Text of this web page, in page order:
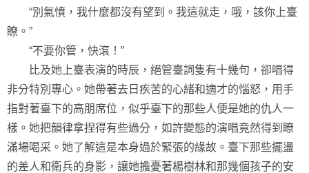
“別氣憤，我什麼都沒有望到。我這就走，哦，該你上臺
瞭。”
“不要你管，快滾！”
比及她上臺表演的時辰，絕管臺詞隻有十幾句，卻唱得
非分特別專心。她帶著去日疾苦的心緒和適才的惱怒，用手
指對著臺下的高朋席位，似乎臺下的那些人便是她的仇人一
樣。她把韻律拿捏得有些過分，如許變態的演唱竟然得到瞭
滿場喝采。她了解這是本身過於緊張的緣故。臺下那些擺盪
的差人和衛兵的身影，讓她擔憂著楊樹林和那幾個孩子的安